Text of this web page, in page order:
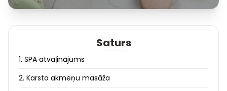
Saturs
1. SPA atvaļinājums
2. Karsto akmeņu masāža